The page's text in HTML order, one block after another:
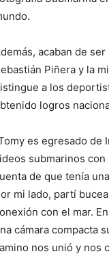
acaban de
Piñera y la
a los
logros
es egresado de
submarinos con
de que tenía
mi lado, partí
con el mar.
cámara compacta
nos unió y nos